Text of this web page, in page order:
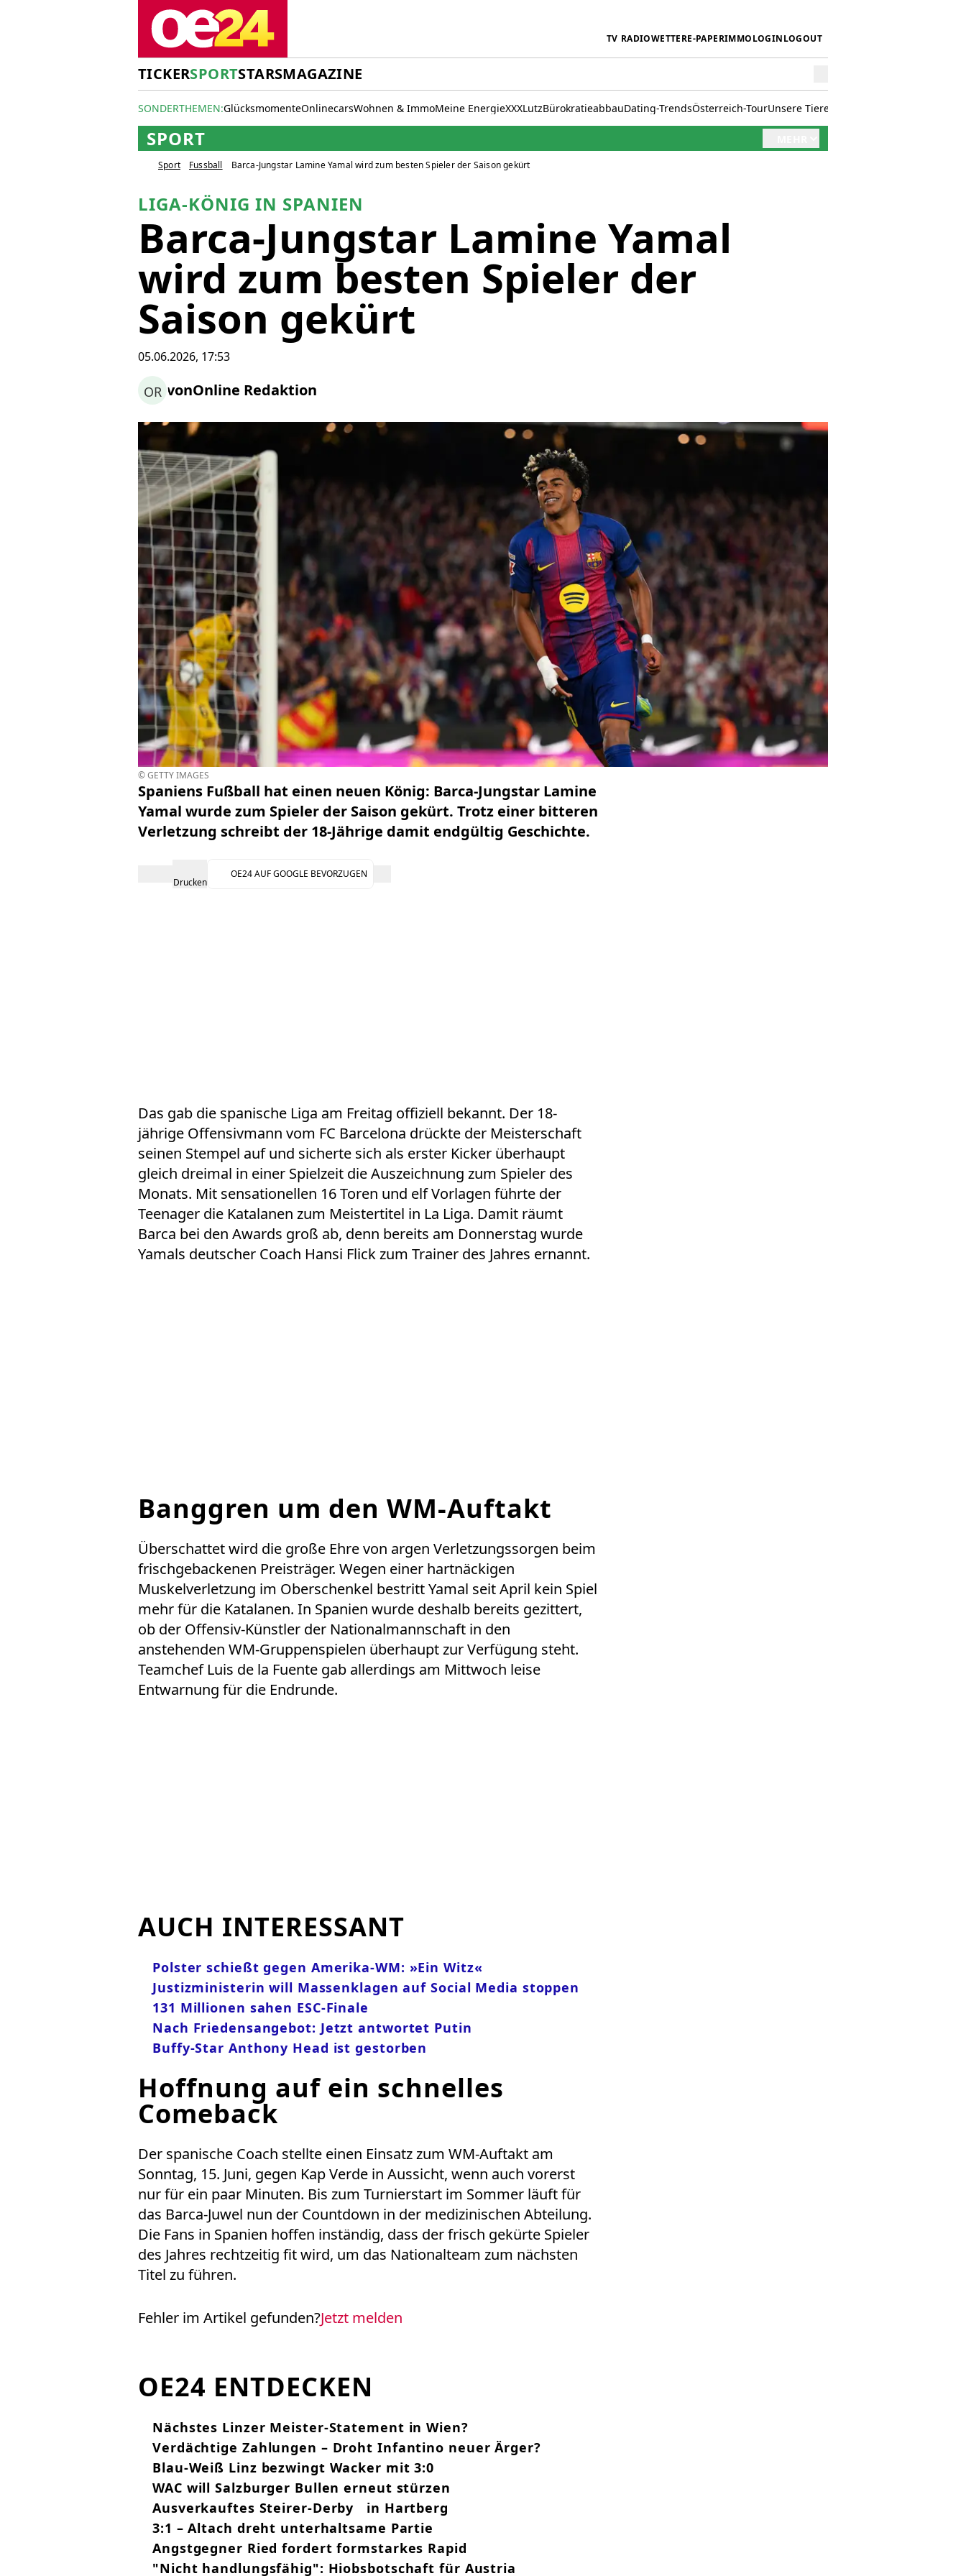
TV RADIOWETTERE-PAPERIMMOLOGINLOGOUT
TICKERSPORTSTARSMAGAZINE
SONDERTHEMEN:GlücksmomenteOnlinecarsWohnen & ImmoMeine EnergieXXXLutzBürokratieabbauDating-TrendsÖsterreich-TourUnsere Tiere
SPORT
Sport Fussball Barca-Jungstar Lamine Yamal wird zum besten Spieler der Saison gekürt
LIGA-KÖNIG IN SPANIEN
Barca-Jungstar Lamine Yamal
wird zum besten Spieler der
Saison gekürt
05.06.2026, 17:53
OR vonOnline Redaktion
© GETTY IMAGES
Spaniens Fußball hat einen neuen König: Barca-Jungstar Lamine
Yamal wurde zum Spieler der Saison gekürt. Trotz einer bitteren
Verletzung schreibt der 18-Jährige damit endgültig Geschichte.
Drucken
OE24 AUF GOOGLE BEVORZUGEN
Das gab die spanische Liga am Freitag offiziell bekannt. Der 18-
jährige Offensivmann vom FC Barcelona drückte der Meisterschaft
seinen Stempel auf und sicherte sich als erster Kicker überhaupt
gleich dreimal in einer Spielzeit die Auszeichnung zum Spieler des
Monats. Mit sensationellen 16 Toren und elf Vorlagen führte der
Teenager die Katalanen zum Meistertitel in La Liga. Damit räumt
Barca bei den Awards groß ab, denn bereits am Donnerstag wurde
Yamals deutscher Coach Hansi Flick zum Trainer des Jahres ernannt.
Banggren um den WM-Auftakt
Überschattet wird die große Ehre von argen Verletzungssorgen beim
frischgebackenen Preisträger. Wegen einer hartnäckigen
Muskelverletzung im Oberschenkel bestritt Yamal seit April kein Spiel
mehr für die Katalanen. In Spanien wurde deshalb bereits gezittert,
ob der Offensiv-Künstler der Nationalmannschaft in den
anstehenden WM-Gruppenspielen überhaupt zur Verfügung steht.
Teamchef Luis de la Fuente gab allerdings am Mittwoch leise
Entwarnung für die Endrunde.
AUCH INTERESSANT
Polster schießt gegen Amerika-WM: »Ein Witz«
Justizministerin will Massenklagen auf Social Media stoppen
131 Millionen sahen ESC-Finale
Nach Friedensangebot: Jetzt antwortet Putin
Buffy-Star Anthony Head ist gestorben
Hoffnung auf ein schnelles
Comeback
Der spanische Coach stellte einen Einsatz zum WM-Auftakt am
Sonntag, 15. Juni, gegen Kap Verde in Aussicht, wenn auch vorerst
nur für ein paar Minuten. Bis zum Turnierstart im Sommer läuft für
das Barca-Juwel nun der Countdown in der medizinischen Abteilung.
Die Fans in Spanien hoffen inständig, dass der frisch gekürte Spieler
des Jahres rechtzeitig fit wird, um das Nationalteam zum nächsten
Titel zu führen.
Fehler im Artikel gefunden?Jetzt melden
OE24 ENTDECKEN
Nächstes Linzer Meister-Statement in Wien?
Verdächtige Zahlungen – Droht Infantino neuer Ärger?
Blau-Weiß Linz bezwingt Wacker mit 3:0
WAC will Salzburger Bullen erneut stürzen
Ausverkauftes Steirer-Derby in Hartberg
3:1 – Altach dreht unterhaltsame Partie
Angstgegner Ried fordert formstarkes Rapid
"Nicht handlungsfähig": Hiobsbotschaft für Austria